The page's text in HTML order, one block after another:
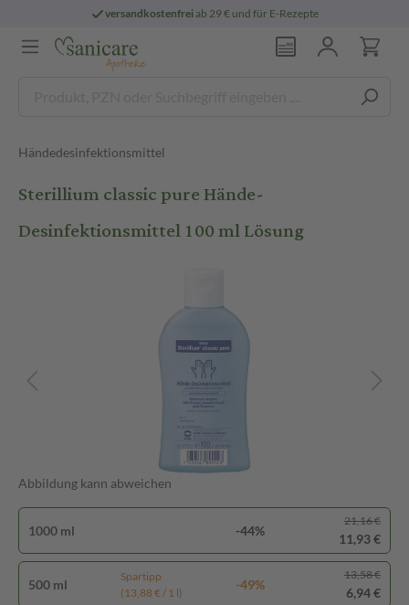
versandkostenfreiab 29 € und für E-Rezepte
Händedesinfektionsmittel
Sterillium classic pure Hände-
Desinfektionsmittel 100 ml Lösung
Abbildung kann abweichen
1000 ml -44%
21,16 €
11,93 €
500 ml
Spartipp
(13,88 € / 1 l)
-49%
13,58 €
6,94 €